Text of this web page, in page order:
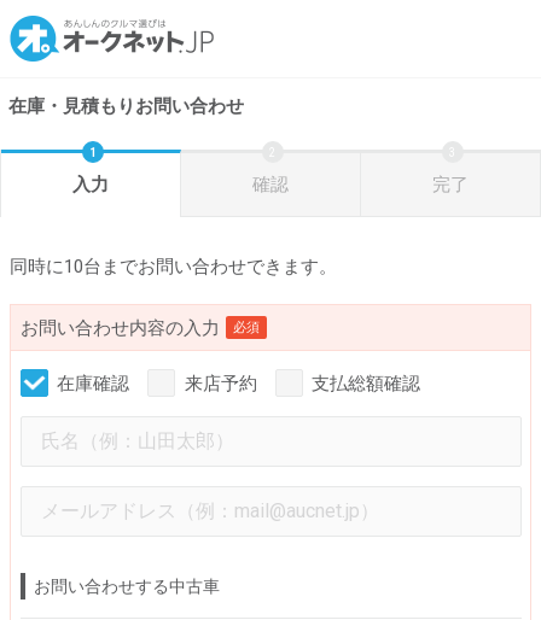
在庫・見積もりお問い合わせ
入力 確認 完了
同時に10台までお問い合わせできます。
お問い合わせ内容の入力 必須
在庫確認 来店予約 支払総額確認
お問い合わせする中古車